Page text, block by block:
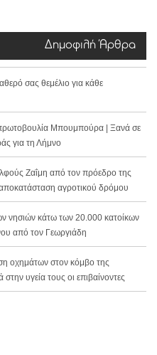
Δημοφιλή Άρθρα
σας θεμέλιο για κάθε
πρωτοβουλία Μπουμπούρα | Ξανά σε
για τη Λήμνο
Ζαΐμη από τον πρόεδρο της
αγροτικού δρόμου
νησιών κάτω των 20.000 κατοίκων
από τον Γεωργιάδη
οχημάτων στον κόμβο της
υγεία τους οι επιβαίνοντες